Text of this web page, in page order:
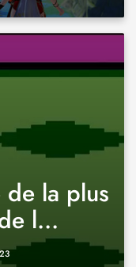
la plus
l...